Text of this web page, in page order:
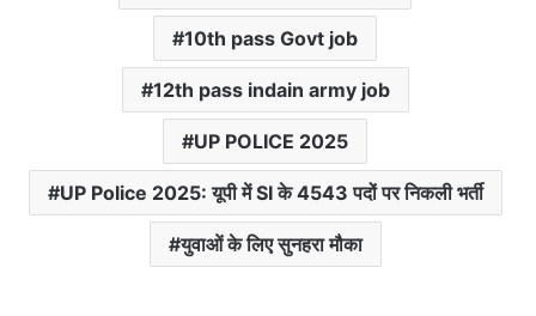
10th pass Govt job
12th pass indain army job
UP POLICE 2025
UP Police 2025: यूपी में SI के 4543 पदों पर निकली भर्ती
युवाओं के लिए सुनहरा मौका